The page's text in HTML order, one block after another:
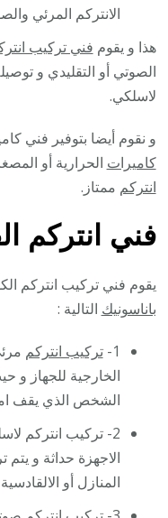
الانتركم المرئي
هذا و يقوم فني تركيب
الصوتي أو التقليدي و
لاسلكي.
و نقوم أيضا بتوفير فني
كاميرات الحرارية أو
انتركم ممتاز.
فني انتركم
يقوم فني تركيب انتركم
باناسونيك التالية :
1- تركيب انتركم
الخارجية للجهاز و
الشخص الذي يقف
2- تركيب انتركم
الاجهزة حداثة و
المنازل أو